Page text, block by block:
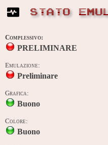
STATO
Complessivo:
PRELIMINARE
Emulazione:
Preliminare
Grafica:
Buono
Colore:
Buono